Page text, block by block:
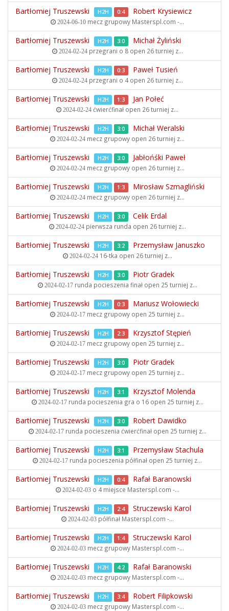
Bartłomiej Truszewski H2H 0:4 Robert Krysiewicz
2024-06-10 mecz grupowy Masterspl.com -...
Bartłomiej Truszewski H2H 3:0 Michał Żyliński
2024-02-24przegrani o 8 open 26 turniej z...
Bartłomiej Truszewski H2H 0:3 Paweł Tusień
2024-02-24przegrani o 4 open 26 turniej z...
Bartłomiej Truszewski H2H 1:3 Jan Połeć
2024-02-24 ćwierćfinał open 26 turniej z...
Bartłomiej Truszewski H2H 3:0 Michał Weralski
2024-02-24 mecz grupowy open 26 turniej z...
Bartłomiej Truszewski H2H 3:0 Jabłońśki Paweł
2024-02-24 mecz grupowy open 26 turniej z...
Bartłomiej Truszewski H2H 1:3 Mirosław Szmagliński
2024-02-24 mecz grupowy open 26 turniej z...
Bartłomiej Truszewski H2H 3:0 Celik Erdal
2024-02-24pierwsza runda open 26 turniej z...
Bartłomiej Truszewski H2H 3:2 Przemysław Januszko
2024-02-2416-tka open 26 turniej z...
Bartłomiej Truszewski H2H 3:0 Piotr Gradek
2024-02-17runda pocieszenia finał open 25 turniej z...
Bartłomiej Truszewski H2H 0:3 Mariusz Wołowiecki
2024-02-17 mecz grupowy open 25 turniej z...
Bartłomiej Truszewski H2H 2:3 Krzysztof Stępień
2024-02-17 mecz grupowy open 25 turniej z...
Bartłomiej Truszewski H2H 3:0 Piotr Gradek
2024-02-17 mecz grupowy open 25 turniej z...
Bartłomiej Truszewski H2H 3:1 Krzysztof Molenda
2024-02-17runda pocieszenia gra o 16 open 25 turniej z...
Bartłomiej Truszewski H2H 3:0 Robert Dawidko
2024-02-17runda pocieszenia ćwierćfinał open 25 turniej z...
Bartłomiej Truszewski H2H 3:1 Przemysław Stachula
2024-02-17 runda pocieszenia półfinał open 25 turniej z...
Bartłomiej Truszewski H2H 0:4 Rafał Baranowski
2024-02-03o 4 miejsce Masterspl.com -...
Bartłomiej Truszewski H2H 2:4 Struczewski Karol
2024-02-03półfinał Masterspl.com -...
Bartłomiej Truszewski H2H 1:4 Struczewski Karol
2024-02-03 mecz grupowy Masterspl.com -...
Bartłomiej Truszewski H2H 4:2 Rafał Baranowski
2024-02-03 mecz grupowy Masterspl.com -...
Bartłomiej Truszewski H2H 3:4 Robert Filipkowski
2024-02-03 mecz grupowy Masterspl.com -...